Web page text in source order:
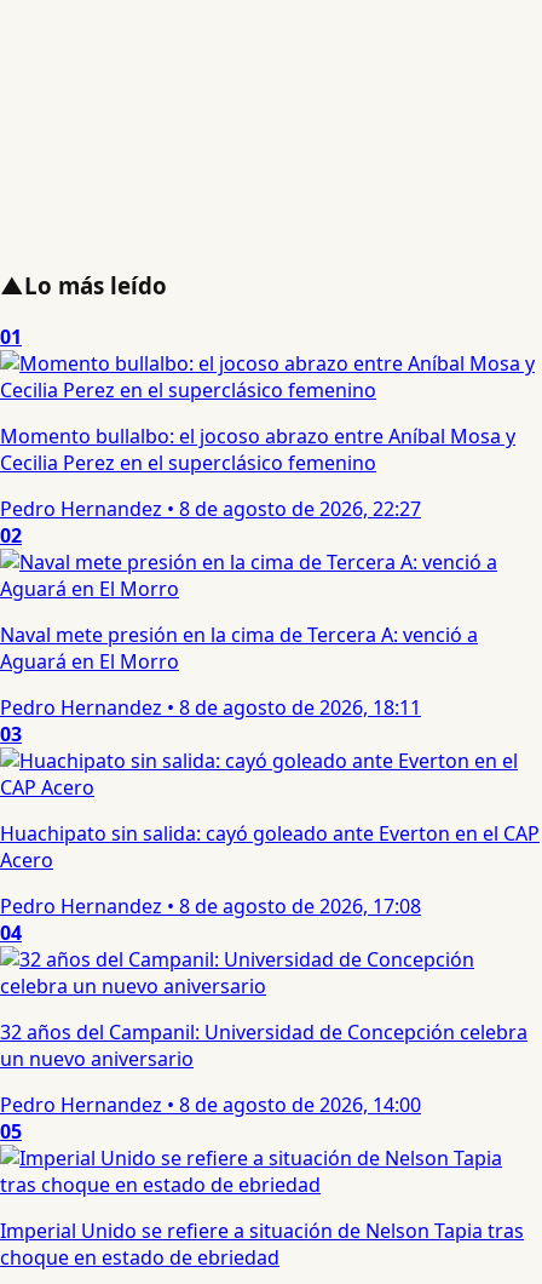
▲Lo más leído
01
Momento bullalbo: el jocoso abrazo entre Aníbal Mosa y
Cecilia Perez en el superclásico femenino
Pedro Hernandez • 8 de agosto de 2026, 22:27
02
Naval mete presión en la cima de Tercera A: venció a
Aguará en El Morro
Pedro Hernandez • 8 de agosto de 2026, 18:11
03
Huachipato sin salida: cayó goleado ante Everton en el CAP
Acero
Pedro Hernandez • 8 de agosto de 2026, 17:08
04
32 años del Campanil: Universidad de Concepción celebra
un nuevo aniversario
Pedro Hernandez • 8 de agosto de 2026, 14:00
05
Imperial Unido se refiere a situación de Nelson Tapia tras
choque en estado de ebriedad